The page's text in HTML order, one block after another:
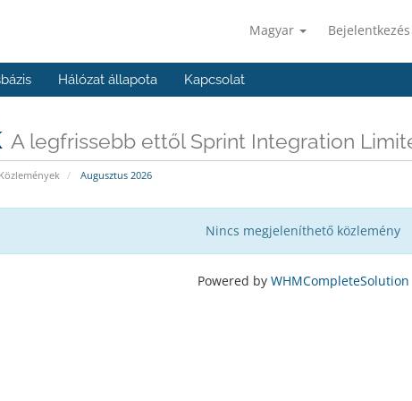
Magyar Bejelentkezés
Hálózat állapota Kapcsolat
A legfrissebb ettől Sprint Integration
Közlemények Augusztus 2026
Nincs megjeleníthető közlemény
Powered by WHMCompleteSolution